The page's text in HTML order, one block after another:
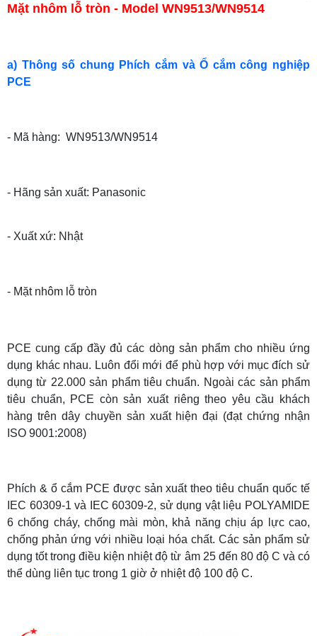
Mặt nhôm lỗ tròn - Model WN9513/WN9514
a) Thông số chung Phích cắm và Ổ cắm công nghiệp
PCE
- Mã hàng: WN9513/WN9514
- Hãng sản xuất: Panasonic
- Xuất xứ: Nhật
- Mặt nhôm lỗ tròn
PCE cung cấp đầy đủ các dòng sản phẩm cho nhiều ứng
dụng khác nhau. Luôn đổi mới để phù hợp với mục đích sử
dụng từ 22.000 sản phẩm tiêu chuẩn. Ngoài các sản phẩm
tiêu chuẩn, PCE còn sản xuất riêng theo yêu cầu khách
hàng trên dây chuyền sản xuất hiện đại (đạt chứng nhận
ISO 9001:2008)
Phích & ổ cắm PCE được sản xuất theo tiêu chuẩn quốc tế
IEC 60309-1 và IEC 60309-2, sử dụng vật liệu POLYAMIDE
6 chống cháy, chống mài mòn, khả năng chịu áp lực cao,
chống phản ứng với nhiều loại hóa chất. Các sản phẩm sử
dụng tốt trong điều kiện nhiệt độ từ âm 25 đến 80 độ C và có
thể dùng liên tục trong 1 giờ ở nhiệt độ 100 độ C.